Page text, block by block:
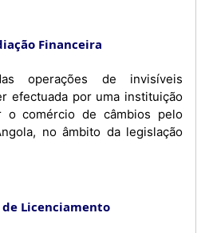
Financeira
operações de invisíveis
efectuada por uma instituição
o comércio de câmbios pelo
no âmbito da legislação
de Licenciamento